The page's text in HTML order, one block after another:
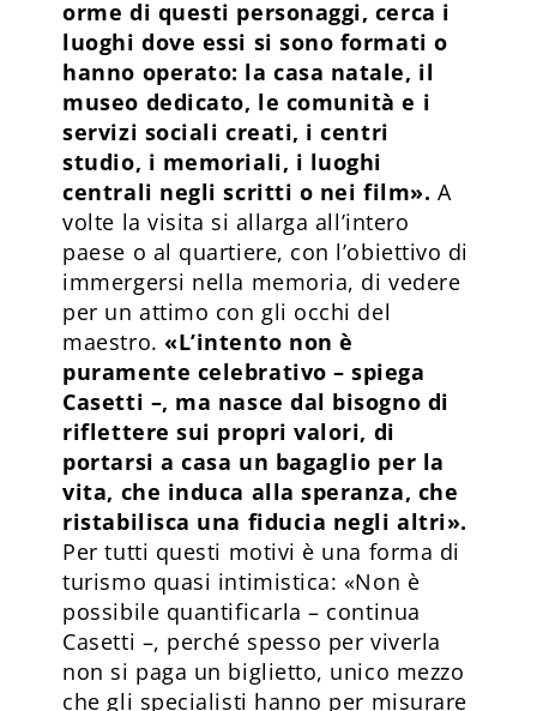
orme di questi personaggi, cerca i
luoghi dove essi si sono formati o
hanno operato: la casa natale, il
museo dedicato, le comunità e i
servizi sociali creati, i centri
studio, i memoriali, i luoghi
centrali negli scritti o nei film». A
volte la visita si allarga all’intero
paese o al quartiere, con l’obiettivo di
immergersi nella memoria, di vedere
per un attimo con gli occhi del
maestro. «L’intento non è
puramente celebrativo – spiega
Casetti –, ma nasce dal bisogno di
riflettere sui propri valori, di
portarsi a casa un bagaglio per la
vita, che induca alla speranza, che
ristabilisca una fiducia negli altri».
Per tutti questi motivi è una forma di
turismo quasi intimistica: «Non è
possibile quantificarla – continua
Casetti –, perché spesso per viverla
non si paga un biglietto, unico mezzo
che gli specialisti hanno per misurare